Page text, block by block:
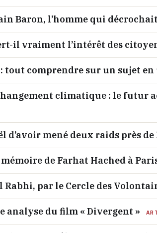
Baron, l’homme qui
il vraiment l’intérêt des
tout comprendre sur un sujet en
climatique : le futur
d’avoir mené deux raids près de
de Farhat Hached à
par le Cercle des
analyse du film « Divergent »